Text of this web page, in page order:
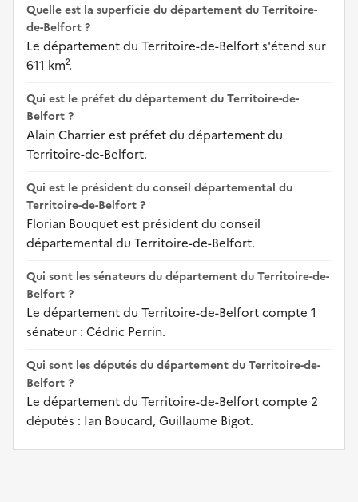
Quelle est la superficie du département du Territoire-
de-Belfort ?
Le département du Territoire-de-Belfort s'étend sur
611 km².
Qui est le préfet du département du Territoire-de-
Belfort ?
Alain Charrier est préfet du département du
Territoire-de-Belfort.
Qui est le président du conseil départemental du
Territoire-de-Belfort ?
Florian Bouquet est président du conseil
départemental du Territoire-de-Belfort.
Qui sont les sénateurs du département du Territoire-de-
Belfort ?
Le département du Territoire-de-Belfort compte 1
sénateur : Cédric Perrin.
Qui sont les députés du département du Territoire-de-
Belfort ?
Le département du Territoire-de-Belfort compte 2
députés : Ian Boucard, Guillaume Bigot.